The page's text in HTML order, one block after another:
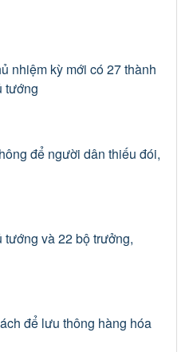
nhiệm kỳ mới có 27 thành
tướng
để người dân thiếu đói,
và 22 bộ trưởng,
để lưu thông hàng hóa